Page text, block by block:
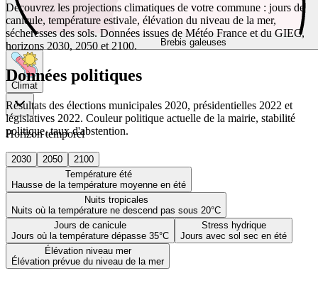
Brebis galeuses
Climat
Horizon temporel
2030 2050
2100
Température été
Hausse de la température moyenne en été
Nuits tropicales
Nuits où la température ne descend pas sous 20°C
Jours de canicule
Jours où la température dépasse 35°C
Stress hydrique
Jours avec sol sec en été
Élévation niveau mer
Élévation prévue du niveau de la mer
Découvrez les projections climatiques de votre commune : jours de
canicule, température estivale, élévation du niveau de la mer,
sécheresses des sols. Données issues de Météo France et du GIEC,
horizons 2030, 2050 et 2100.
Données politiques
Résultats des élections municipales 2020, présidentielles 2022 et
législatives 2022. Couleur politique actuelle de la mairie, stabilité
politique, taux d'abstention.